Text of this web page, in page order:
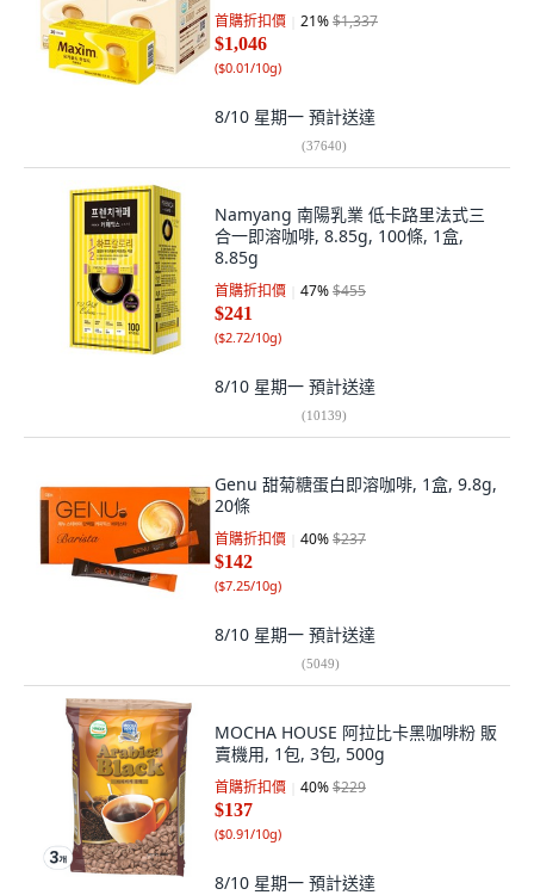
首購折扣價 21%$1,337
$1,046
($0.01/10g)
8/10 星期一 預計送達
(37640)
Namyang 南陽乳業 低卡路里法式三
合一即溶咖啡, 8.85g, 100條, 1盒,
8.85g
首購折扣價 47%$455
$241
($2.72/10g)
8/10 星期一 預計送達
(10139)
Genu 甜菊糖蛋白即溶咖啡, 1盒, 9.8g,
20條
首購折扣價 40%$237
$142
($7.25/10g)
8/10 星期一 預計送達
(5049)
MOCHA HOUSE 阿拉比卡黑咖啡粉 販
賣機用, 1包, 3包, 500g
首購折扣價 40%$229
$137
($0.91/10g)
8/10 星期一 預計送達